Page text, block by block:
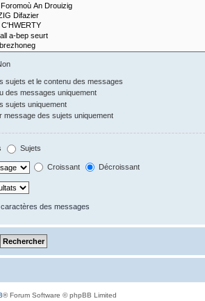
sujets et le contenu des messages
des messages uniquement
sujets uniquement
message des sujets uniquement
Sujets
Croissant Décroissant
caractères des messages
® Forum Software © phpBB Limited